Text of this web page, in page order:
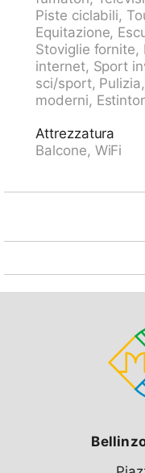
casa: deposito sci,
lavatrice,
extra). Cambio
dell'appartamento
alla casa. Negozio
panetteria 800 m,
Dorf", piscina
balneare 600 m,
funicolare 3 km,
sci 600 m, scuola di
slitte 600 m, pista di
Heimatmuseum 200
Parsenn 1 km,
Laghi famosi:
adatto alle famiglie.
bagagli presso la
Piste ciclabili,
Equitazione,
Stoviglie fornite,
internet, Sport
sci/sport,
moderni,
Attrezzatura
Balcone, WiFi